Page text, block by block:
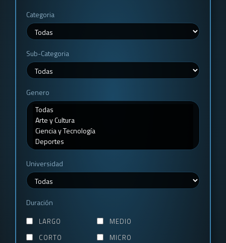
Categoria
Sub-Categoria
Genero
Universidad
Duración
LARGO
MEDIO
CORTO
MICRO